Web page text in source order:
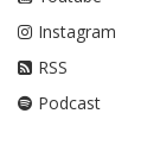
Instagram
RSS
Podcast